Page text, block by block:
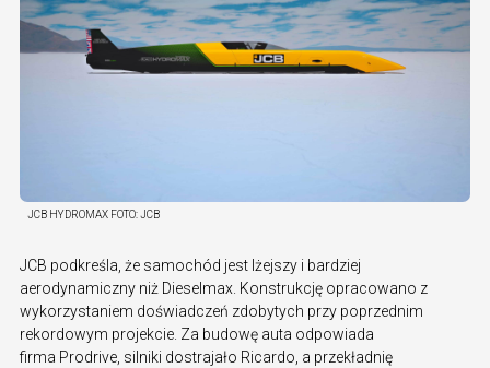
JCB HYDROMAX FOTO:JCB
JCB podkreśla, że samochód jest lżejszy i bardziej
aerodynamiczny niż Dieselmax. Konstrukcję opracowano z
wykorzystaniem doświadczeń zdobytych przy poprzednim
rekordowym projekcie. Za budowę auta odpowiada
firma Prodrive, silniki dostrajało Ricardo, a przekładnię